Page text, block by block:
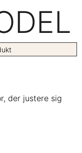
der justere sig